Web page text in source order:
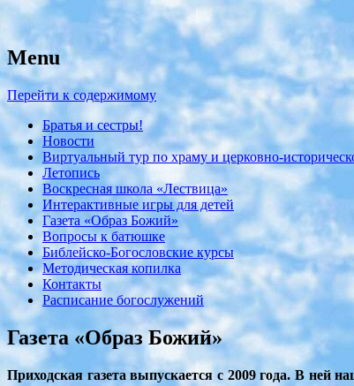
Никольский храм
с. Николо-Крутины Егорьевского
Menu
Перейти к содержимому
Братья и сестры!
Новости
Виртуальный тур по храму и церковно-
Летопись
Воскресная школа «Лествица»
Интерактивные игры для детей
Газета «Образ Божий»
Вопросы к батюшке
Библейско-Богословские курсы
Методическая копилка
Контакты
Расписание богослужений
Газета «Образ Божий»
Приходская газета выпускается с 2009 года. В ней